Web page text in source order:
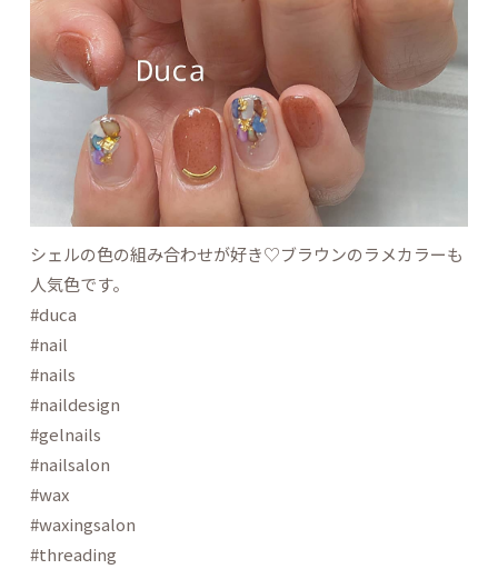
シェルの色の組み合わせが好き♡ブラウンのラメカラーも
人気色です。
#duca
#nail
#nails
#naildesign
#gelnails
#nailsalon
#wax
#waxingsalon
#threading